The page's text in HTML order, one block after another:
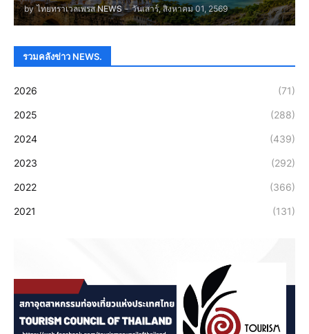
by ไทยทราเวลเพรส NEWS - วันเสาร์, สิงหาคม 01, 2569
รวมคลังข่าว NEWS.
2026 (71)
2025 (288)
2024 (439)
2023 (292)
2022 (366)
2021 (131)